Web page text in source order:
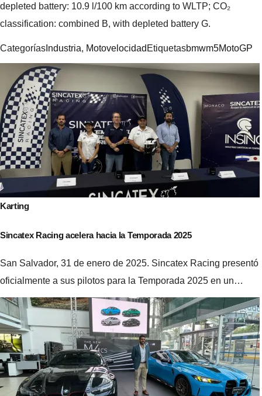
depleted battery: 10.9 l/100 km according to WLTP; CO₂
classification: combined B, with depleted battery G.
Categorías Industria, Motovelocidad Etiquetasbmwm5MotoGP
Navegación
de
entradas
Karting
Sincatex Racing acelera hacia la Temporada 2025
San Salvador, 31 de enero de 2025. Sincatex Racing presentó
oficialmente a sus pilotos para la Temporada 2025 en un…